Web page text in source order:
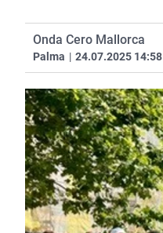
Onda Cero Mallorca
Palma | 24.07.2025 14:58